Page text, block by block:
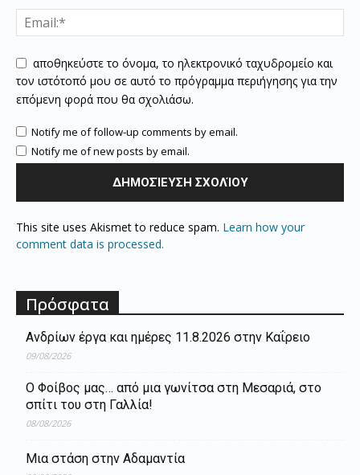
αποθηκεύστε το όνομα, το ηλεκτρονικό ταχυδρομείο και
τον ιστότοπό μου σε αυτό το πρόγραμμα περιήγησης για την
επόμενη φορά που θα σχολιάσω.
Notify me of follow-up comments by email.
Notify me of new posts by email.
This site uses Akismet to reduce spam. Learn how your
comment data is processed.
Πρόσφατα
Ανδρίων έργα και ημέρες 11.8.2026 στην Καΐρειο
09/08/2026
Ο Φοίβος μας… από μια γωνίτσα στη Μεσαριά, στο
σπίτι του στη Γαλλία!
08/08/2026
Μια στάση στην Αδαμαντία